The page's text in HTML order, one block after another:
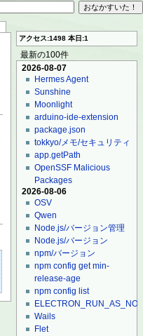
アクセス:1498 本日:1
最新の100件
2026-08-07
Hermes Agent
Sunshine
Moonlight
arduino-ide-extension
package.json
tokkyo/メモ/セキュリティ
app.getPath
OpenSSF Malicious
Packages
2026-08-06
OSV
Qwen
Node.js/バージョン管理
Node.js/バージョン
npm/バージョン
npm config get min-
release-age
npm config list
Wails
Flet